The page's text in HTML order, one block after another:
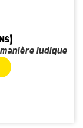
ludique